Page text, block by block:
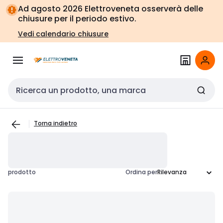
Vai alla
navigazione
Vai
alla
pagina
Ad agosto 2026 Elettroveneta osserverà delle
chiusure per il periodo estivo.
Vedi calendario chiusure
Cerca input
Torna indietro
prodotto Ordina per